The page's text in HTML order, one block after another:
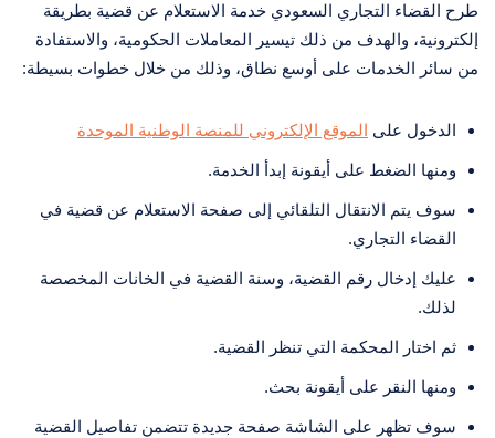
طرح القضاء التجاري السعودي خدمة الاستعلام عن قضية بطريقة
إلكترونية، والهدف من ذلك تيسير المعاملات الحكومية، والاستفادة
من سائر الخدمات على أوسع نطاق، وذلك من خلال خطوات بسيطة:
الدخول على الموقع الإلكتروني للمنصة الوطنية الموحدة
ومنها الضغط على أيقونة إبدأ الخدمة.
سوف يتم الانتقال التلقائي إلى صفحة الاستعلام عن قضية في
القضاء التجاري.
عليك إدخال رقم القضية، وسنة القضية في الخانات المخصصة
لذلك.
ثم اختار المحكمة التي تنظر القضية.
ومنها النقر على أيقونة بحث.
سوف تظهر على الشاشة صفحة جديدة تتضمن تفاصيل القضية